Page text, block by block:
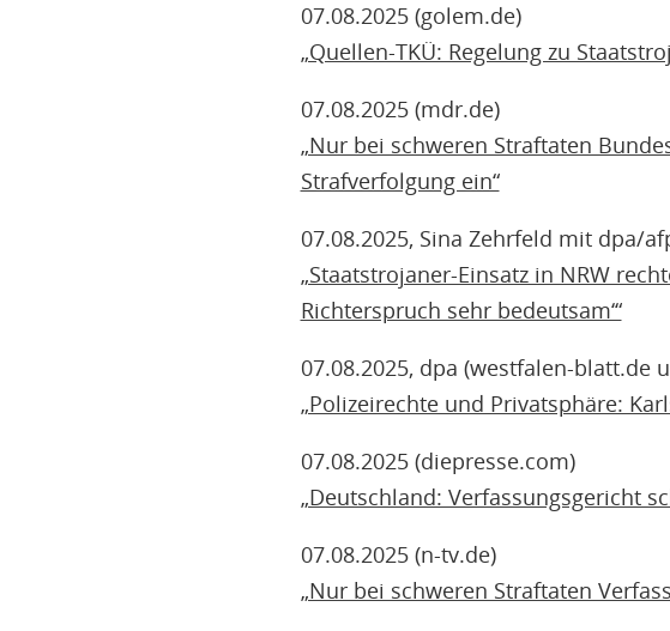
07.08.2025 (golem.de)
„Quellen-TKÜ: Regelung zu
07.08.2025 (mdr.de)
„Nur bei schweren Straftaten
Strafverfolgung ein“
07.08.2025, Sina Zehrfeld mit dpa/
„Staatstrojaner-Einsatz in NRW
Richterspruch sehr bedeutsam‘“
07.08.2025, dpa (westfalen-blatt.de
„Polizeirechte und Privatsphäre:
07.08.2025 (diepresse.com)
„Deutschland: Verfassungsgericht
07.08.2025 (n-tv.de)
„Nur bei schweren Straftaten